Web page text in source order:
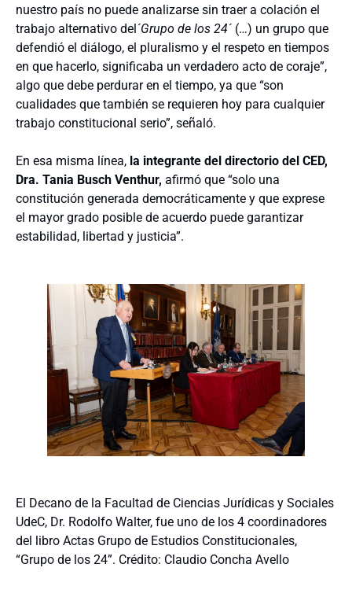
nuestro país no puede analizarse sin traer a colación el
trabajo alternativo del ´Grupo de los 24´ (…) un grupo que
defendió el diálogo, el pluralismo y el respeto en tiempos
en que hacerlo, significaba un verdadero acto de coraje”,
algo que debe perdurar en el tiempo, ya que “son
cualidades que también se requieren hoy para cualquier
trabajo constitucional serio”, señaló.
En esa misma línea, la integrante del directorio del CED,
Dra. Tania Busch Venthur, afirmó que “solo una
constitución generada democráticamente y que exprese
el mayor grado posible de acuerdo puede garantizar
estabilidad, libertad y justicia”.
El Decano de la Facultad de Ciencias Jurídicas y Sociales
UdeC, Dr. Rodolfo Walter, fue uno de los 4 coordinadores
del libro Actas Grupo de Estudios Constitucionales,
“Grupo de los 24”. Crédito: Claudio Concha Avello